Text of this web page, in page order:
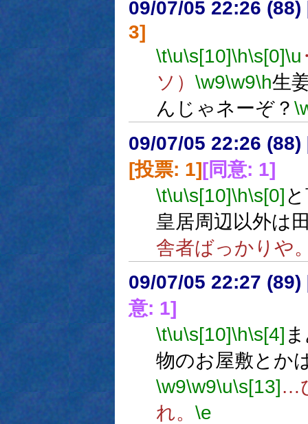
09/07/05 22:26 (88)
3]
\t\u\s[10]\h\s[0]\u
ソ） \w9\w9\h生
んじゃネーぞ？
09/07/05 22:26 (88)
[投票: 1][同意: 1]
\t\u\s[10]\h\s[0]
皇居周辺以外は
舎者ばっかりや
09/07/05 22:27 (89)
意: 1]
\t\u\s[10]\h\s[4]
物のお屋敷とか
\w9\w9\u\s[13]…
れ。 \e